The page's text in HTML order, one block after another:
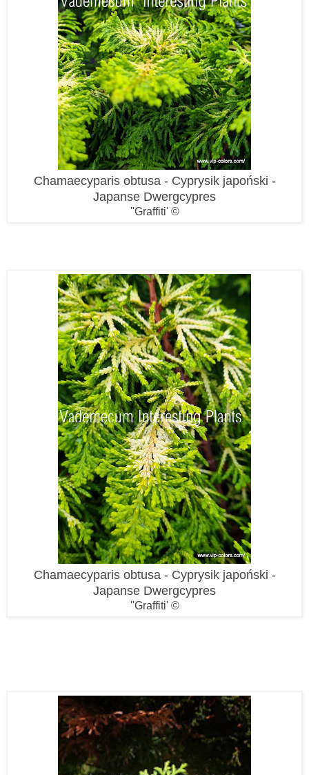
Chamaecyparis obtusa - Cyprysik japoński -
Japanse Dwergcypres
''Graffiti' ©
Chamaecyparis obtusa - Cyprysik japoński -
Japanse Dwergcypres
''Graffiti' ©